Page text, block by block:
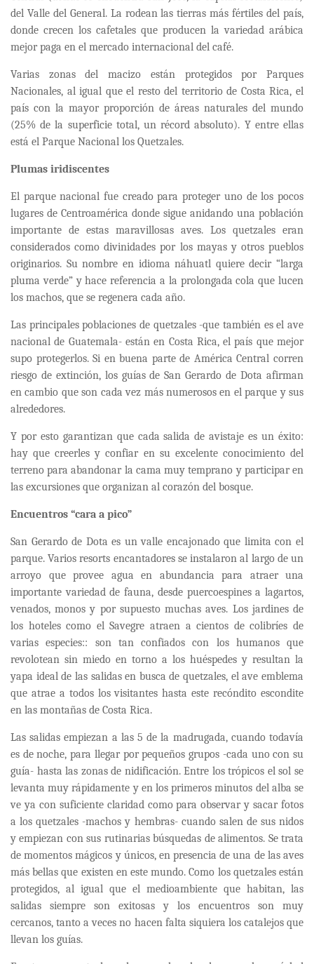
del Valle del General. La rodean las tierras más fértiles del país,
donde crecen los cafetales que producen la variedad arábica
mejor paga en el mercado internacional del café.
Varias zonas del macizo están protegidos por Parques
Nacionales, al igual que el resto del territorio de Costa Rica, el
país con la mayor proporción de áreas naturales del mundo
(25% de la superficie total, un récord absoluto). Y entre ellas
está el Parque Nacional los Quetzales.
Plumas iridiscentes
El parque nacional fue creado para proteger uno de los pocos
lugares de Centroamérica donde sigue anidando una población
importante de estas maravillosas aves. Los quetzales eran
considerados como divinidades por los mayas y otros pueblos
originarios. Su nombre en idioma náhuatl quiere decir “larga
pluma verde” y hace referencia a la prolongada cola que lucen
los machos, que se regenera cada año.
Las principales poblaciones de quetzales -que también es el ave
nacional de Guatemala- están en Costa Rica, el país que mejor
supo protegerlos. Si en buena parte de América Central corren
riesgo de extinción, los guías de San Gerardo de Dota afirman
en cambio que son cada vez más numerosos en el parque y sus
alrededores.
Y por esto garantizan que cada salida de avistaje es un éxito:
hay que creerles y confiar en su excelente conocimiento del
terreno para abandonar la cama muy temprano y participar en
las excursiones que organizan al corazón del bosque.
Encuentros “cara a pico”
San Gerardo de Dota es un valle encajonado que limita con el
parque. Varios resorts encantadores se instalaron al largo de un
arroyo que provee agua en abundancia para atraer una
importante variedad de fauna, desde puercoespines a lagartos,
venados, monos y por supuesto muchas aves. Los jardines de
los hoteles como el Savegre atraen a cientos de colibríes de
varias especies:: son tan confiados con los humanos que
revolotean sin miedo en torno a los huéspedes y resultan la
yapa ideal de las salidas en busca de quetzales, el ave emblema
que atrae a todos los visitantes hasta este recóndito escondite
en las montañas de Costa Rica.
Las salidas empiezan a las 5 de la madrugada, cuando todavía
es de noche, para llegar por pequeños grupos -cada uno con su
guía- hasta las zonas de nidificación. Entre los trópicos el sol se
levanta muy rápidamente y en los primeros minutos del alba se
ve ya con suficiente claridad como para observar y sacar fotos
a los quetzales -machos y hembras- cuando salen de sus nidos
y empiezan con sus rutinarias búsquedas de alimentos. Se trata
de momentos mágicos y únicos, en presencia de una de las aves
más bellas que existen en este mundo. Como los quetzales están
protegidos, al igual que el medioambiente que habitan, las
salidas siempre son exitosas y los encuentros son muy
cercanos, tanto a veces no hacen falta siquiera los catalejos que
llevan los guías.